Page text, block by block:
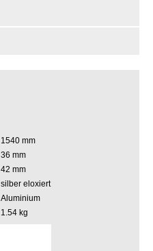
1540 mm
36 mm
42 mm
silber eloxiert
Aluminium
1.54 kg